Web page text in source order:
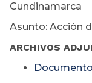
Cundinamarca
Asunto: Acción
ARCHIVOS